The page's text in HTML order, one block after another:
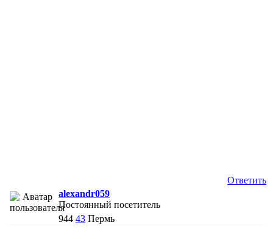
Ответить
alexandr059
Постоянный посетитель
944 43 Пермь